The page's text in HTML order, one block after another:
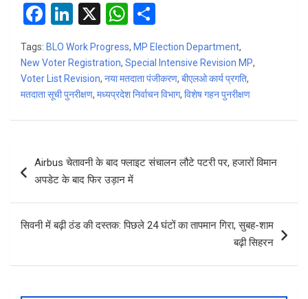
F
a
ce
b
o
o
Li
n
ke
dI
n
X
W
h
at
s
A
p
h
ar
e
Tags: BLO Work Progress, MP Election Department,
New Voter Registration, Special Intensive Revision MP,
Voter List Revision, नया मतदाता पंजीकरण, बीएलओ कार्य प्रगति,
मतदाता सूची पुनरीक्षण, मध्यप्रदेश निर्वाचन विभाग, विशेष गहन पुनरीक्षण
navigation
Airbus चेतावनी के बाद फ्लाइट संचालन लौटे पटरी पर, हजारों विमान
अपडेट के बाद फिर उड़ान में
सिवनी में बढ़ी ठंड की दस्तक: पिछले 24 घंटों का तापमान गिरा, सुबह-शाम
बढ़ी सिहरन